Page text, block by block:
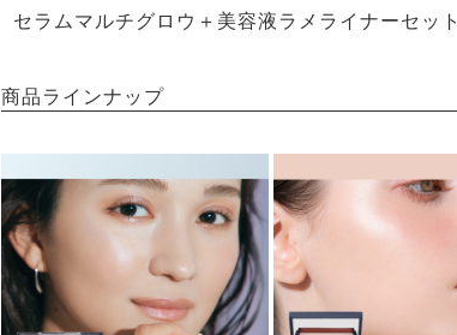
セラムマルチグロウ＋美容液ラメライナーセット
商品ラインナップ